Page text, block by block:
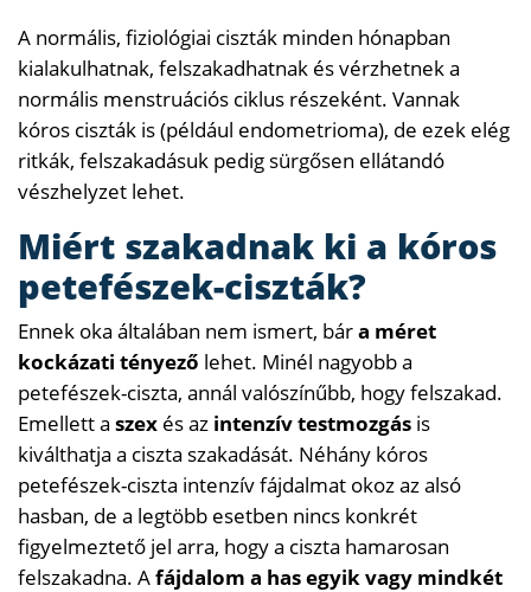
A normális, fiziológiai ciszták minden hónapban
kialakulhatnak, felszakadhatnak és vérzhetnek a
normális menstruációs ciklus részeként. Vannak
kóros ciszták is (például endometrioma), de ezek elég
ritkák, felszakadásuk pedig sürgősen ellátandó
vészhelyzet lehet.
Miért szakadnak ki a kóros
petefészek-ciszták?
Ennek oka általában nem ismert, bára méret
kockázati tényező lehet. Minél nagyobb a
petefészek-ciszta, annál valószínűbb, hogy felszakad.
Emellett a szex és az intenzív testmozgás is
kiválthatja a ciszta szakadását. Néhány kóros
petefészek-ciszta intenzív fájdalmat okoz az alsó
hasban, de a legtöbb esetben nincs konkrét
figyelmeztető jel arra, hogy a ciszta hamarosan
felszakadna. Afájdalom a has egyik vagy mindkét